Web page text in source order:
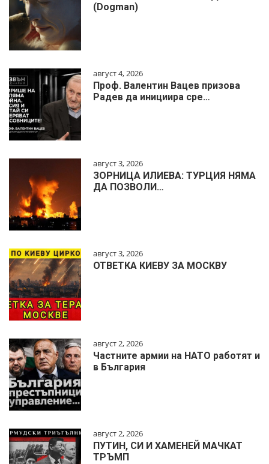
(Dogman)
август 4, 2026
Проф. Валентин Вацев призова
Радев да инициира сре…
август 3, 2026
ЗОРНИЦА ИЛИЕВА: ТУРЦИЯ НЯМА
ДА ПОЗВОЛИ…
август 3, 2026
ОТВЕТКА КИЕВУ ЗА МОСКВУ
август 2, 2026
Частните армии на НАТО работят и
в България
август 2, 2026
ПУТИН, СИ И ХАМЕНЕЙ МАЧКАТ
ТРЪМП